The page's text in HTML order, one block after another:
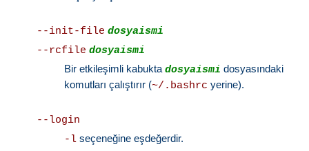
--init-file dosyaismi
--rcfile dosyaismi
Bir etkileşimli kabuktadosyaismi dosyasındaki
komutları çalıştırır (~/.bashrc yerine).
--login
-l seçeneğine eşdeğerdir.